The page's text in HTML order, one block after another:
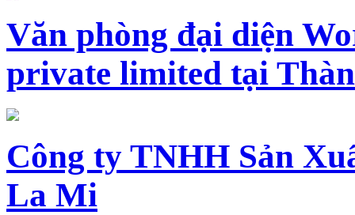
Văn phòng đại diện
private limited tại
Công ty TNHH Sản
La Mi